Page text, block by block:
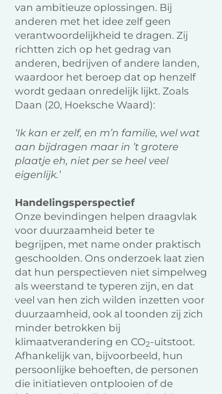
van ambitieuze oplossingen. Bij
anderen met het idee zelf geen
verantwoordelijkheid te dragen. Zij
richtten zich op het gedrag van
anderen, bedrijven of andere landen,
waardoor het beroep dat op henzelf
wordt gedaan onredelijk lijkt. Zoals
Daan (20, Hoeksche Waard):
‘Ik kan er zelf, en m’n familie, wel wat
aan bijdragen maar in ’t grotere
plaatje eh, niet per se heel veel
eigenlijk.’
Handelingsperspectief
Onze bevindingen helpen draagvlak
voor duurzaamheid beter te
begrijpen, met name onder praktisch
geschoolden. Ons onderzoek laat zien
dat hun perspectieven niet simpelweg
als weerstand te typeren zijn, en dat
veel van hen zich wilden inzetten voor
duurzaamheid, ook al toonden zij zich
minder betrokken bij
klimaatverandering en CO2-uitstoot.
Afhankelijk van, bijvoorbeeld, hun
persoonlijke behoeften, de personen
die initiatieven ontplooien of de